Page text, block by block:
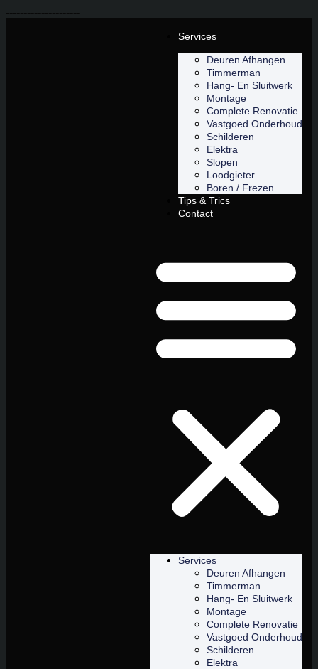
---------------------
Services
Deuren Afhangen
Timmerman
Hang- En Sluitwerk
Montage
Complete Renovatie
Vastgoed Onderhoud
Schilderen
Elektra
Slopen
Loodgieter
Boren / Frezen
Tips & Trics
Contact
Services
Deuren Afhangen
Timmerman
Hang- En Sluitwerk
Montage
Complete Renovatie
Vastgoed Onderhoud
Schilderen
Elektra